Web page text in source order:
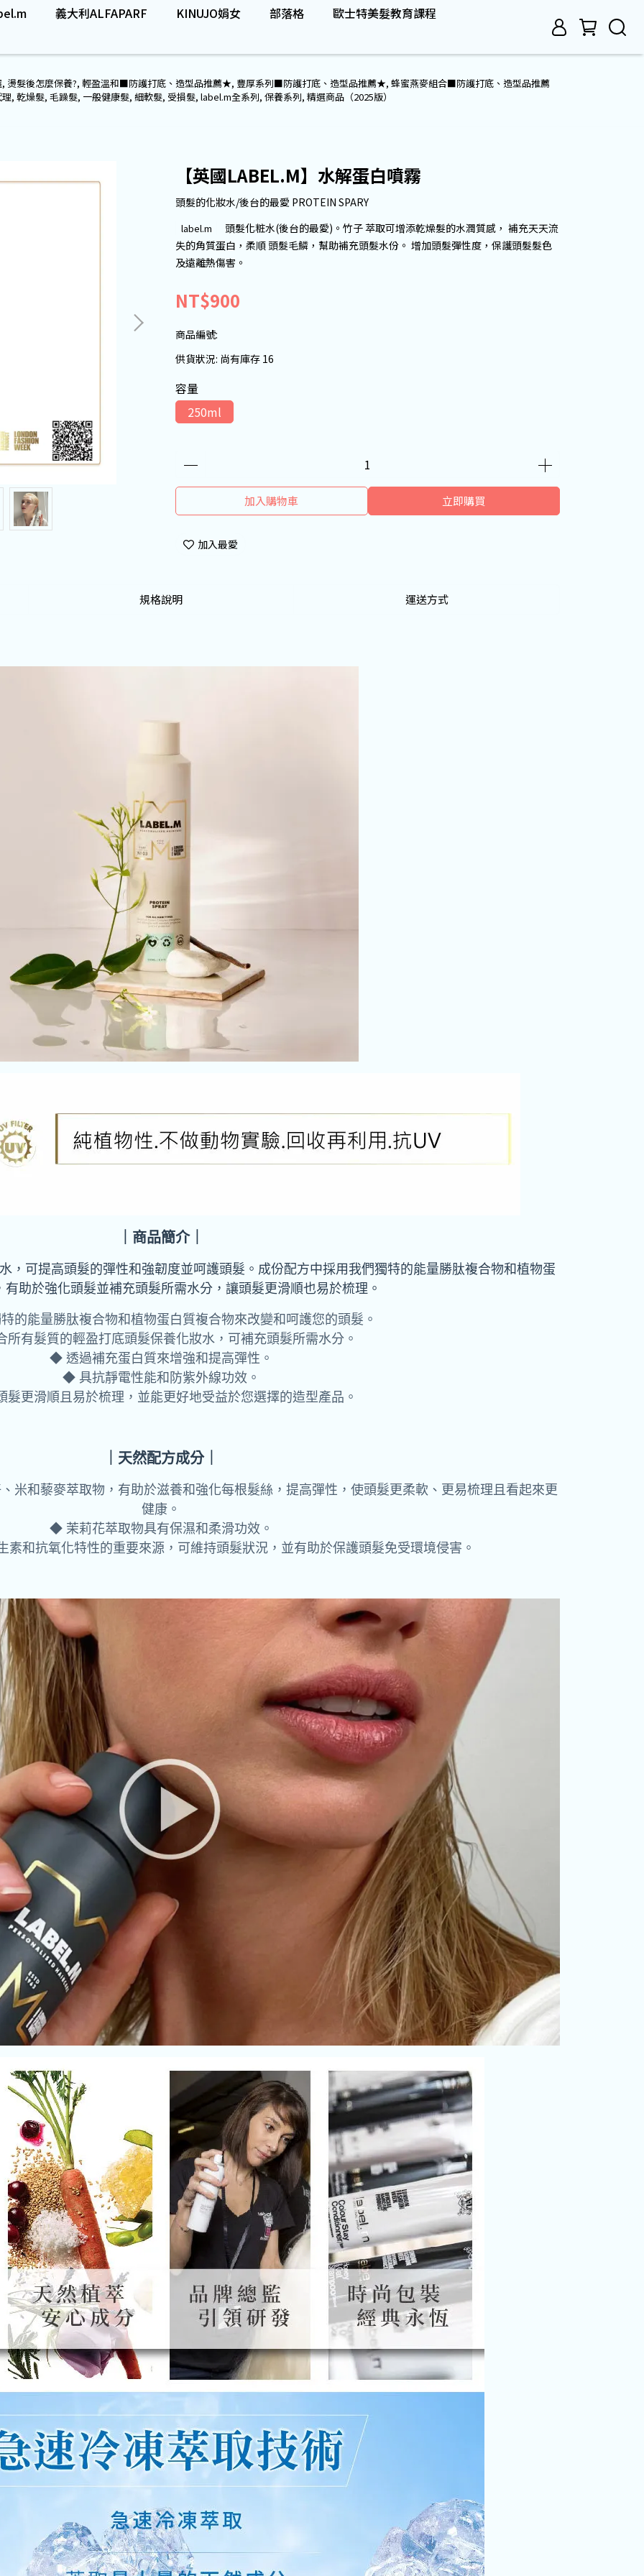
義大利ALFAPARF KINUJO娟女 部落格 歐士特美髮教育課程
, 燙髮後怎麼保養?, 輕盈溫和■防護打底、造型品推薦★, 豐厚系列■防護打底、造型品推薦★, 蜂蜜燕麥組合■防護打底、造型品推薦
, 乾燥髮, 毛躁髮, 一般健康髮, 細軟髮, 受損髮, label.m全系列, 保養系列, 精選商品（2025版）
【英國LABEL.M】水解蛋白噴霧
頭髮的化妝水/後台的最愛 PROTEIN SPARY
label.m
頭髮化粧水(後台的最愛)。竹子 萃取可增添乾燥髮的水潤質感， 補充天天流
失的角質蛋白，柔順 頭髮毛鱗，幫助補充頭髮水份。 增加頭髮彈性度，保護頭髮髮色
及遠離熱傷害。
NT$900
商品編號:
供貨狀況: 尚有庫存 16
容量
250ml
加入購物車 立即購買
加入最愛
規格說明 運送方式
｜商品簡介｜
，可提高頭髮的彈性和強韌度並呵護頭髮。成份配方中採用我們獨特的能量勝肽複合物和植物蛋
有助於強化頭髮並補充頭髮所需水分，讓頭髮更滑順也易於梳理。
的能量勝肽複合物和植物蛋白質複合物來改變和呵護您的頭髮。
有髮質的輕盈打底頭髮保養化妝水，可補充頭髮所需水分。
◆ 透過補充蛋白質來增強和提高彈性。
◆ 具抗靜電性能和防紫外線功效。
更滑順且易於梳理，並能更好地受益於您選擇的造型產品。
｜天然配方成分｜
米和藜麥萃取物，有助於滋養和強化每根髮絲，提高彈性，使頭髮更柔軟、 更易梳理且看起來更
健康。
◆ 茉莉花萃取物具有保濕和柔滑功效。
和抗氧化特性的重要來源，可維持頭髮狀況，並有助於保護頭髮免受環境侵害。